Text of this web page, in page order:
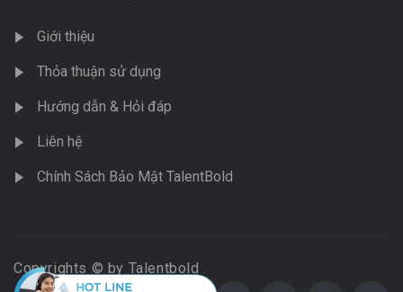
Giới thiệu
Thỏa thuận sử dụng
Hướng dẫn & Hỏi đáp
Liên hệ
Chính Sách Bảo Mật TalentBold
Copyrights © by Talentbold